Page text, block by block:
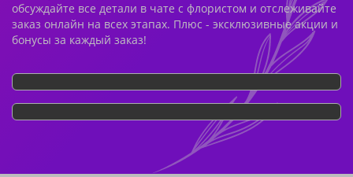
обсуждайте все детали в чате с флористом и отслеживайте
заказ онлайн на всех этапах. Плюс - эксклюзивные акции и
бонусы за каждый заказ!